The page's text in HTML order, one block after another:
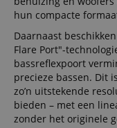
hun compacte
Daarnaast
Flare Port"-
bassreflexpoort
precieze bassen. Dit
zo’n uitstekende
bieden – met een
zonder het originele